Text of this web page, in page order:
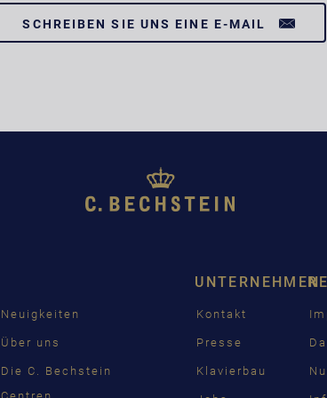
SCHREIBEN SIE UNS EINE E-MAIL
Neuigkeiten
Über uns
Die C. Bechstein
Centren
UNTERNEHMEN
Kontakt
Presse
Klavierbau